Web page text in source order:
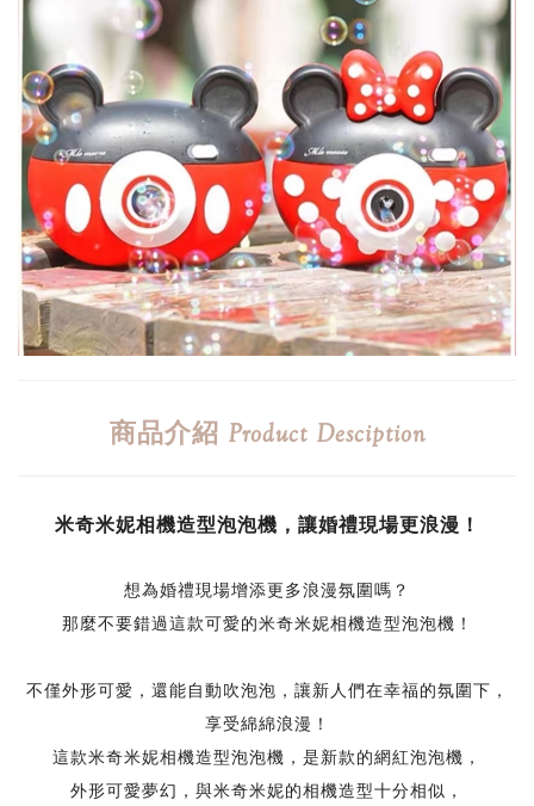
商品介紹 Product Desciption
米奇米妮相機造型泡泡機，讓婚禮現場更浪漫！
想為婚禮現場增添更多浪漫氛圍嗎？
那麼不要錯過這款可愛的米奇米妮相機造型泡泡機！
不僅外形可愛，還能自動吹泡泡，讓新人們在幸福的氛圍下，
享受綿綿浪漫！
這款米奇米妮相機造型泡泡機，是新款的網紅泡泡機，
外形可愛夢幻，與米奇米妮的相機造型十分相似，